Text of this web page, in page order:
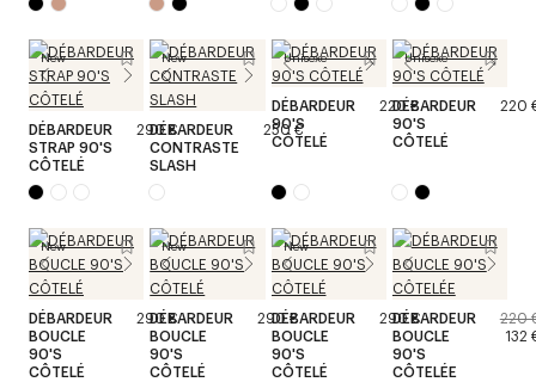
New
DÉBARDEUR
STRAP 90'S
CÔTELÉ
290 €
New
DÉBARDEUR
CONTRASTE
SLASH
250 €
Unisexe
DÉBARDEUR
90'S
CÔTELÉ
220 €
Unisexe
DÉBARDEUR
90'S
CÔTELÉ
220
New
DÉBARDEUR
BOUCLE
90'S
CÔTELÉ
290 €
New
DÉBARDEUR
BOUCLE
90'S
CÔTELÉ
290 €
New
DÉBARDEUR
BOUCLE
90'S
CÔTELÉ
290 €
DÉBARDEUR
BOUCLE
90'S
CÔTELÉE
220
132